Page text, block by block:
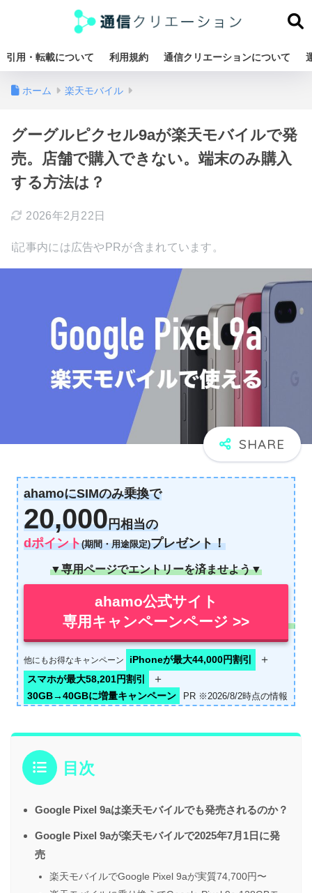
引用・転載について 利用規約 通信クリエーションについて
ホーム 楽天モバイル
グーグルピクセル9aが楽天モバイルで発
売。店舗で購入できない。端末のみ購入
する方法は？
2026年2月22日
ℹ︎記事内には広告やPRが含まれています。
ahamoにSIMのみ乗換で
20,000円相当の
dポイント(期間・用途限定)プレゼント！
▼専用ページでエントリーを済ませよう▼
ahamo公式サイト
専用キャンペーンページ >>
他にもお得なキャンペーン iPhoneが最大44,000円割引 ＋
スマホが最大58,201円割引 ＋
30GB→40GBに増量キャンペーン PR ※2026/8/2時点の情報
目次
Google Pixel 9aは楽天モバイルでも発売されるのか？
Google Pixel 9aが楽天モバイルで2025年7月1日に発
売
楽天モバイルでGoogle Pixel 9aが実質74,700円〜